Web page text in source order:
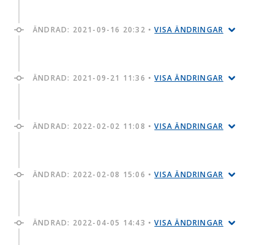
ÄNDRAD: 2021-09-16 20:32 •VISA ÄNDRINGAR
ÄNDRAD: 2021-09-21 11:36 •VISA ÄNDRINGAR
ÄNDRAD: 2022-02-02 11:08 •VISA ÄNDRINGAR
ÄNDRAD: 2022-02-08 15:06 •VISA ÄNDRINGAR
ÄNDRAD: 2022-04-05 14:43 •VISA ÄNDRINGAR